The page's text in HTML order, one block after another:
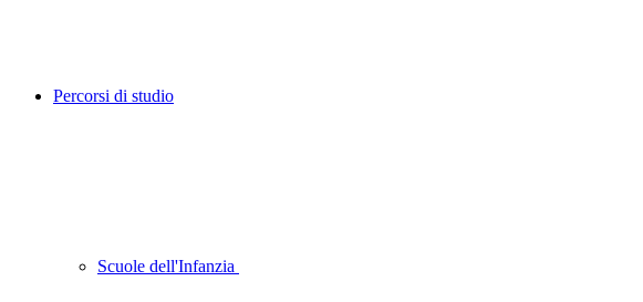
Percorsi di studio
Scuole dell'Infanzia